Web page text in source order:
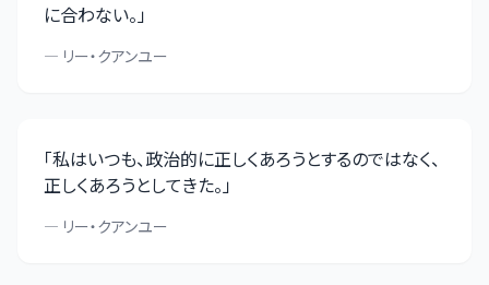
に合わない。」
— リー・クアンユー
「私はいつも、政治的に正しくあろうとするのではなく、
正しくあろうとしてきた。」
— リー・クアンユー